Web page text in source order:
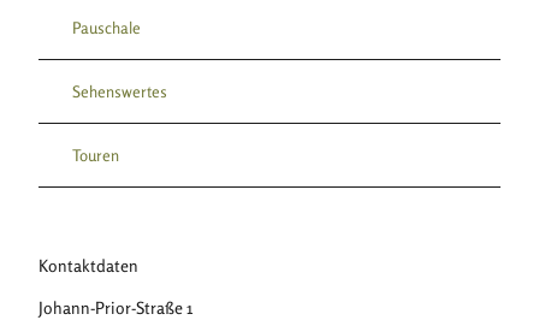
Pauschale
Sehenswertes
Touren
Kontaktdaten
Johann-Prior-Straße 1